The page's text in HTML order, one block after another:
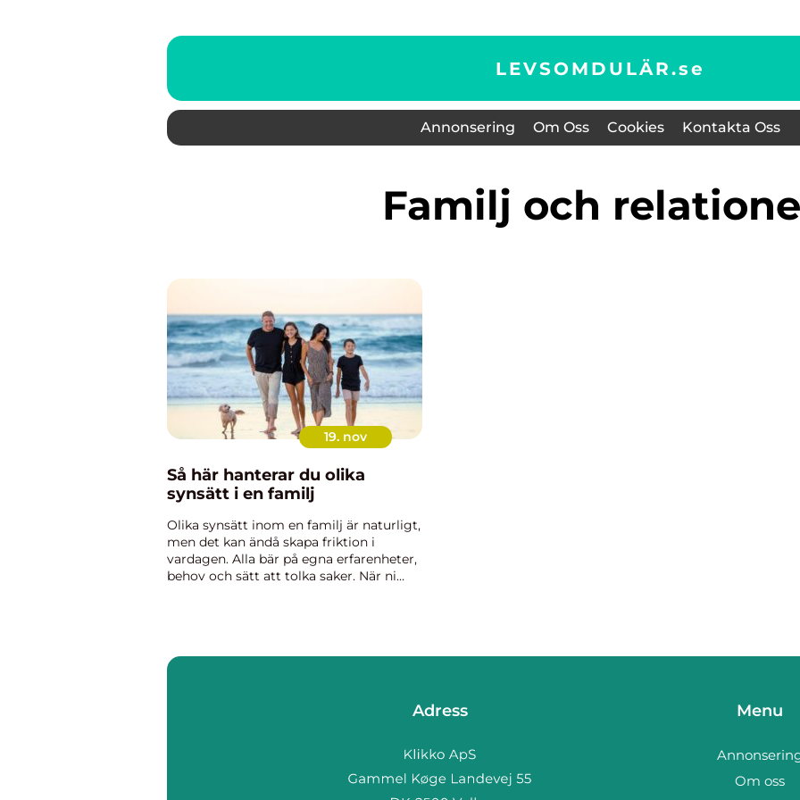
LEVSOMDULÄR.se
Annonsering Om Oss Cookies Kontakta Oss
Familj och
19. nov
Så här hanterar du olika
synsätt i en familj
Olika synsätt inom en familj är naturligt,
men det kan ändå skapa friktion i
vardagen. Alla bär på egna erfarenheter,
behov och sätt att tolka saker. När ni
Adress Menu
Om oss